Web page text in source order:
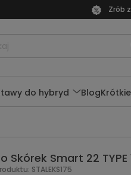
Zrób
do hybryd Blog
Skórek Smart 22 TYPE
STALEKS175